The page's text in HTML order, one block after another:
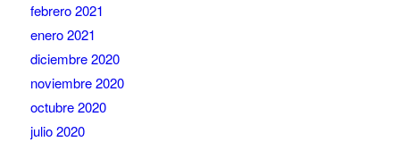
febrero 2021
enero 2021
diciembre 2020
noviembre 2020
octubre 2020
julio 2020